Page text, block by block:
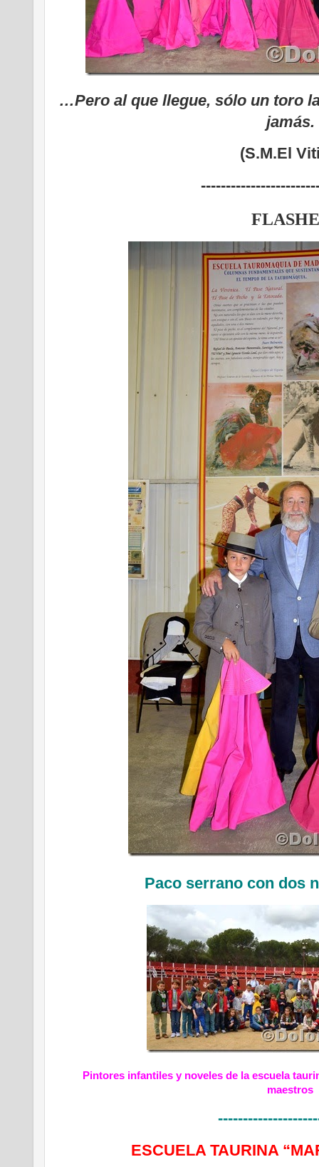
…Pero al que llegue, sólo un toro
jamás.
(S.M.El
Paco serrano con dos
Pintores infantiles y noveles de la escuela
maestros
ESCUELA TAURINA